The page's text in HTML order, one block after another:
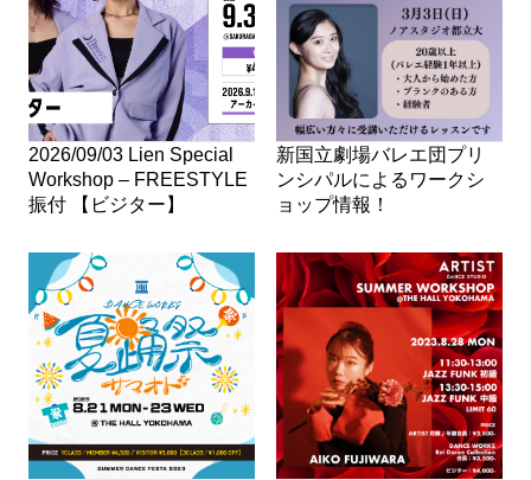
2026/09/03 Lien Special
Workshop – FREESTYLE
振付 【ビジター】
新国立劇場バレエ団プリ
ンシパルによるワークシ
ョップ情報！